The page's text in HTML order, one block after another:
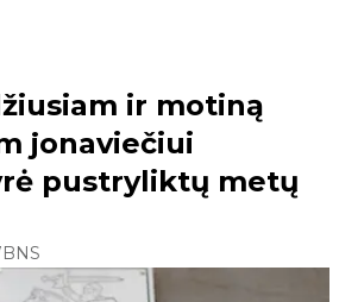
ir motiną
jonaviečiui
pustryliktų metų
BNS